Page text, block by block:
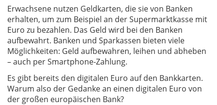
Erwachsene nutzen Geldkarten, die sie von Banken
erhalten, um zum Beispiel an der Supermarktkasse mit
Euro zu bezahlen. Das Geld wird bei den Banken
aufbewahrt. Banken und Sparkassen bieten viele
Möglichkeiten: Geld aufbewahren, leihen und abheben
– auch per Smartphone-Zahlung.
Es gibt bereits den digitalen Euro auf den Bankkarten.
Warum also der Gedanke an einen digitalen Euro von
der großen europäischen Bank?